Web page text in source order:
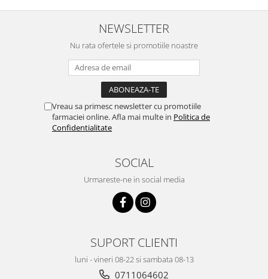
NEWSLETTER
Nu rata ofertele si promotiile noastre
Vreau sa primesc newsletter cu promotiile
farmaciei online. Afla mai multe in Politica de
Confidentialitate
SOCIAL
Urmareste-ne in social media
SUPORT CLIENTI
luni - vineri 08-22 si sambata 08-13
0711064602